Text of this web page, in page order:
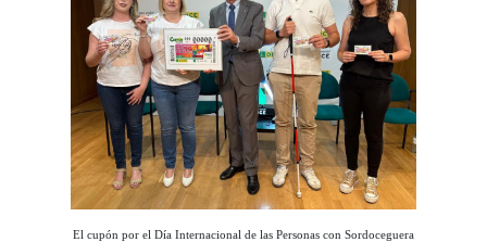
El cupón por el Día Internacional de las Personas con Sordoceguera